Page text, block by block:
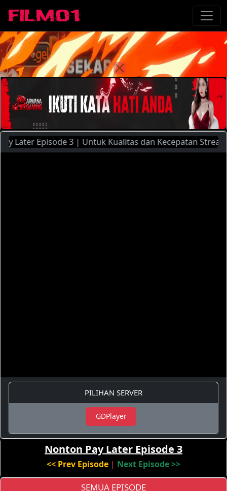
Episode 3 | Untuk Kualitas dan Kecepatan
PILIHAN SERVER
GDPlayer
Nonton Pay Later Episode 3
<< Prev Episode | Next Episode >>
SEMUA EPISODE